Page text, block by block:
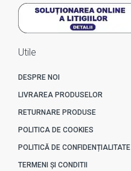
Utile
DESPRE NOI
LIVRAREA PRODUSELOR
RETURNARE PRODUSE
POLITICA DE COOKIES
POLITICĂ DE CONFIDENȚIALITATE
TERMENI ȘI CONDITII